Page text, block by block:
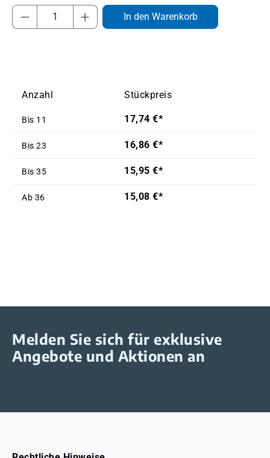
Produkt Anzahl: Gib den gewünschten
In den Warenkorb
Anzahl Stückpreis
Bis 11 17,74 €*
Bis 23 16,86 €*
Bis 35 15,95 €*
Ab 36 15,08 €*
Melden Sie sich für exklusive
Angebote und Aktionen an